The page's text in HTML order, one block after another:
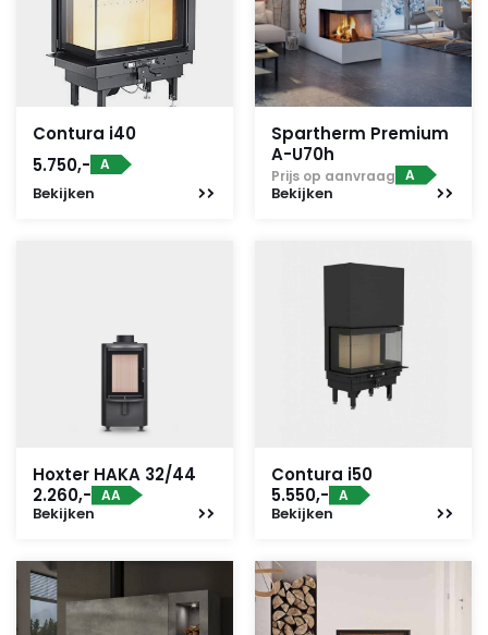
Contura i40
5.750,- A
Bekijken
Spartherm Premium
A-U70h
Prijs op aanvraag A
Bekijken
Hoxter HAKA 32/44
2.260,- AA
Bekijken
Contura i50
5.550,- A
Bekijken